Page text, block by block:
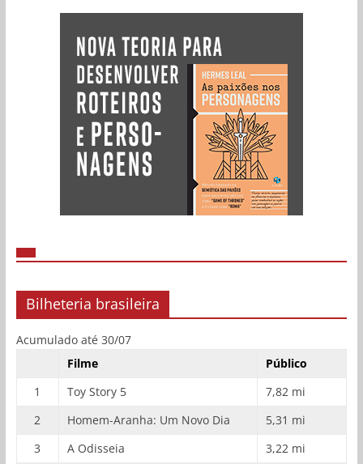
Bilheteria brasileira
Acumulado até 30/07
Filme
Público
1
Toy Story 5
7,82 mi
2
Homem-Aranha: Um Novo Dia
5,31 mi
3
A Odisseia
3,22 mi